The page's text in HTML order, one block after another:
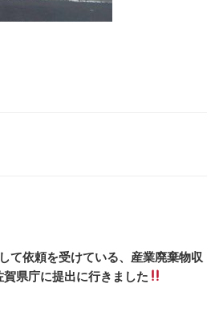
て依頼を受けている、産業廃棄物収
県庁に提出に行きました